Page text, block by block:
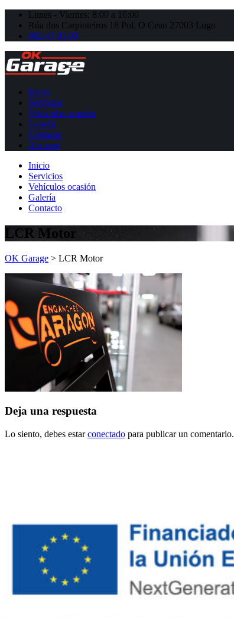
Lunes - Viernes: 8:00 a 16:00
Rúa dos Carpinteiros 18 Pol. O Ceao 27003 Lugo
982 47 05 00
Inicio
Servicios
Vehículos ocasión
Galería
Contacto
Account
Inicio
Servicios
Vehículos ocasión
Galería
Contacto
LCR Motor
OK Garage > LCR Motor
Deja una respuesta
Lo siento, debes estarconectado para publicar un comentario.